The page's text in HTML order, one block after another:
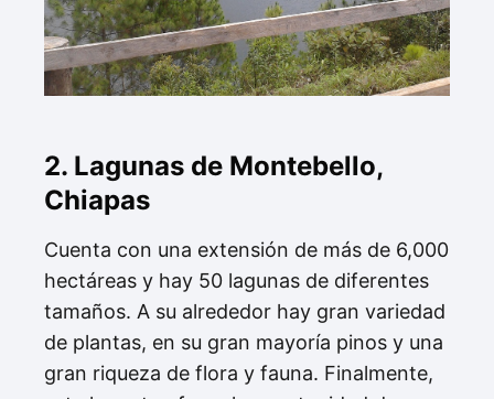
2. Lagunas de Montebello,
Chiapas
Cuenta con una extensión de más de 6,000
hectáreas y hay 50 lagunas de diferentes
tamaños. A su alrededor hay gran variedad
de plantas, en su gran mayoría pinos y una
gran riqueza de flora y fauna. Finalmente,